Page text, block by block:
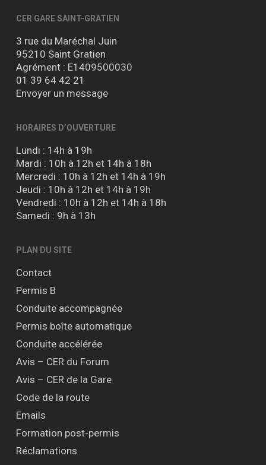
CER GARE SAINT-GRATIEN
3 rue du Maréchal Juin
95210 Saint Gratien
Agrément : E1409500030
01 39 64 42 21
Envoyer un message
HORAIRES D’OUVERTURE
Lundi : 14h à 19h
Mardi : 10h à 12h et 14h à 18h
Mercredi : 10h à 12h et 14h à 19h
Jeudi : 10h à 12h et 14h à 19h
Vendredi : 10h à 12h et 14h à 18h
Samedi : 9h à 13h
PLAN DU SITE
Contact
Permis B
Conduite accompagnée
Permis boîte automatique
Conduite accélérée
Avis – CER du Forum
Avis – CER de la Gare
Code de la route
Emails
Formation post-permis
Réclamations